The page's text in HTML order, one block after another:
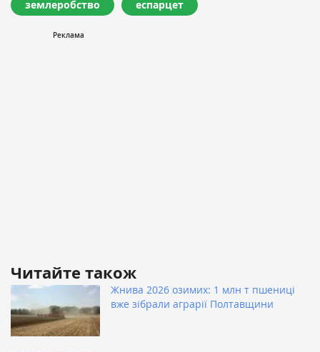
землеробство еспарцет
Читайте також
Жнива 2026 озимих: 1 млн т пшениці
вже зібрали аграрії Полтавщини